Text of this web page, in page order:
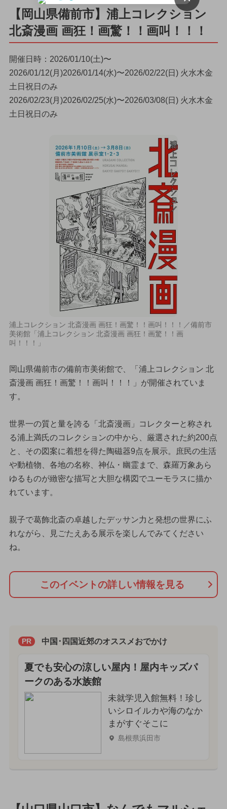
【岡山県備前市】浦上コレクション
北斎漫画 画狂！画驚！！画叫！！！
開催日時：2026/01/10(土)〜
2026/01/12(月)2026/01/14(水)〜2026/02/22(日) 火水木金
土日祝日のみ
2026/02/23(月)2026/02/25(水)〜2026/03/08(日) 火水木金
土日祝日のみ
浦上コレクション 北斎漫画 画狂！画驚！！画叫！！！／備前市
美術館「浦上コレクション 北斎漫画 画狂！画驚！！画
叫！！！」
岡山県備前市の備前市美術館で、「浦上コレクション 北
斎漫画 画狂！画驚！！画叫！！！」が開催されていま
す。
世界一の質と量を誇る「北斎漫画」コレクターと称され
る浦上満氏のコレクションの中から、厳選された約200点
と、その図案に着想を得た陶磁器9点を展示。庶民の生活
や動植物、各地の名称、神仏・幽霊まで、森羅万象あら
ゆるものが緻密な描写と大胆な構図でユーモラスに描か
れています。
親子で葛飾北斎の卓越したデッサン力と発想の世界にふ
れながら、見ごたえある展示を楽しんでみてください
ね。
このイベントの詳しい情報を見る
PR 中国･四国近郊のオススメおでかけ
夏でも安心の涼しい屋内！屋内キッズパ
ークのある水族館
未就学児入館無料！珍し
いシロイルカや海のなか
まがすぐそこに
島根県浜田市